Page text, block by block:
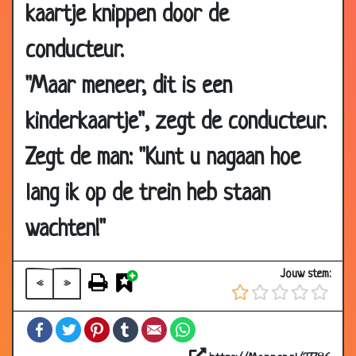
kaartje knippen door de
conducteur.
"Maar meneer, dit is een
kinderkaartje", zegt de conducteur.
Zegt de man: "Kunt u nagaan hoe
lang ik op de trein heb staan
wachten!"
« »
Jouw stem:
FacebookTwitterPinterestTumblrEmail
02 Sep
Zwervers
02 Sep
2006
Jij bent de volgende
2006
20 Aug
2006
Lekke band
19 Aug
Drie borreltjes
2006
13 Aug
Krantenverkoper 3.08
11 Aug
Op het werk